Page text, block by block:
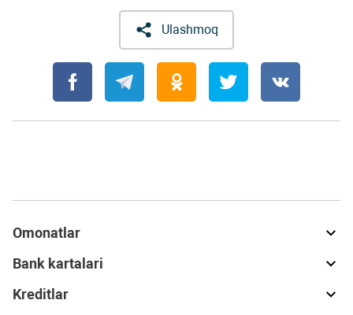
Ulashmoq
Omonatlar
Bank kartalari
Kreditlar